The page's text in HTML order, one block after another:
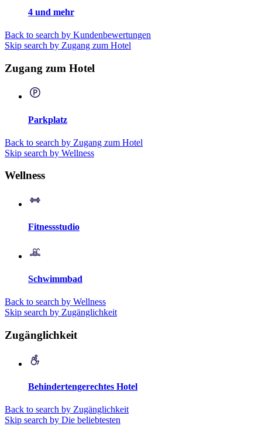
4 und mehr
Back to search by Kundenbewertungen
Skip search by Zugang zum Hotel
Zugang zum Hotel
Parkplatz
Back to search by Zugang zum Hotel
Skip search by Wellness
Wellness
Fitnessstudio
Schwimmbad
Back to search by Wellness
Skip search by Zugänglichkeit
Zugänglichkeit
Behindertengerechtes Hotel
Back to search by Zugänglichkeit
Skip search by Die beliebtesten